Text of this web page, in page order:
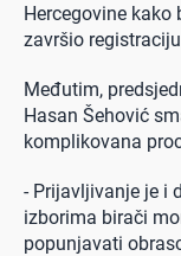
Hercegovine
završio
Međutim,
Hasan Šehović
komplikovana
- Prijavljivanje je i
izborima birači
popunjavati